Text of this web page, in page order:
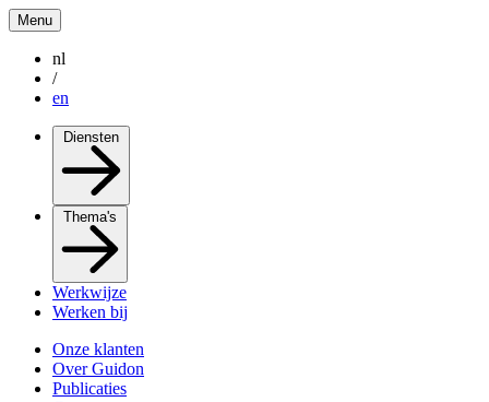
Menu
nl
/
en
Diensten
Thema's
Werkwijze
Werken bij
Onze klanten
Over Guidon
Publicaties